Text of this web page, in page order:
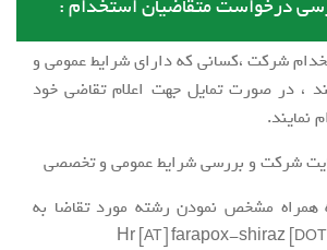
درخواست متقاضیان استخدام :
شرکت ،کسانی که دارای شرایط عمومی و
، در صورت تمایل جهت اعلام تقاضی خود
نمایند.
همراه مشخص نمودن رشته مورد تقاضا به
Hr [AT] farapox-shiraz [DOT]